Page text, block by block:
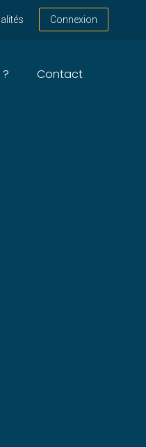
Connexion
Contact
–